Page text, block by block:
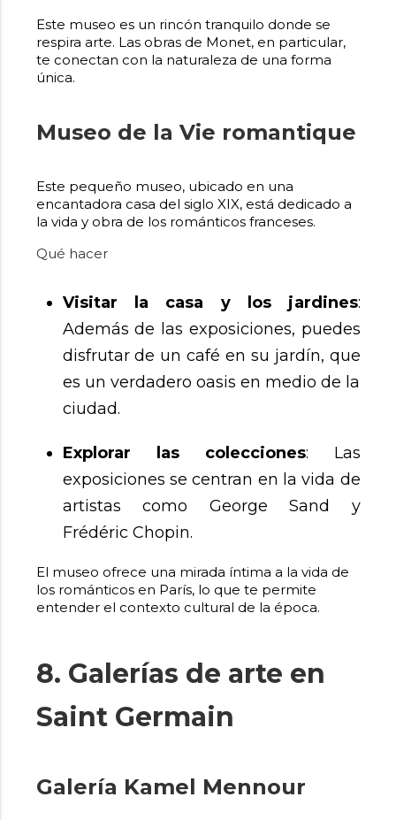
Este museo es un rincón tranquilo donde se
respira arte. Las obras de Monet, en particular,
te conectan con la naturaleza de una forma
única.
Museo de la Vie romantique
Este pequeño museo, ubicado en una
encantadora casa del siglo XIX, está dedicado a
la vida y obra de los románticos franceses.
Qué hacer
Visitar la casa y los jardines:
Además de las exposiciones, puedes
disfrutar de un café en su jardín, que
es un verdadero oasis en medio de la
ciudad.
Explorar las colecciones: Las
exposiciones se centran en la vida de
artistas como George Sand y
Frédéric Chopin.
El museo ofrece una mirada íntima a la vida de
los románticos en París, lo que te permite
entender el contexto cultural de la época.
8. Galerías de arte en
Saint Germain
Galería Kamel Mennour